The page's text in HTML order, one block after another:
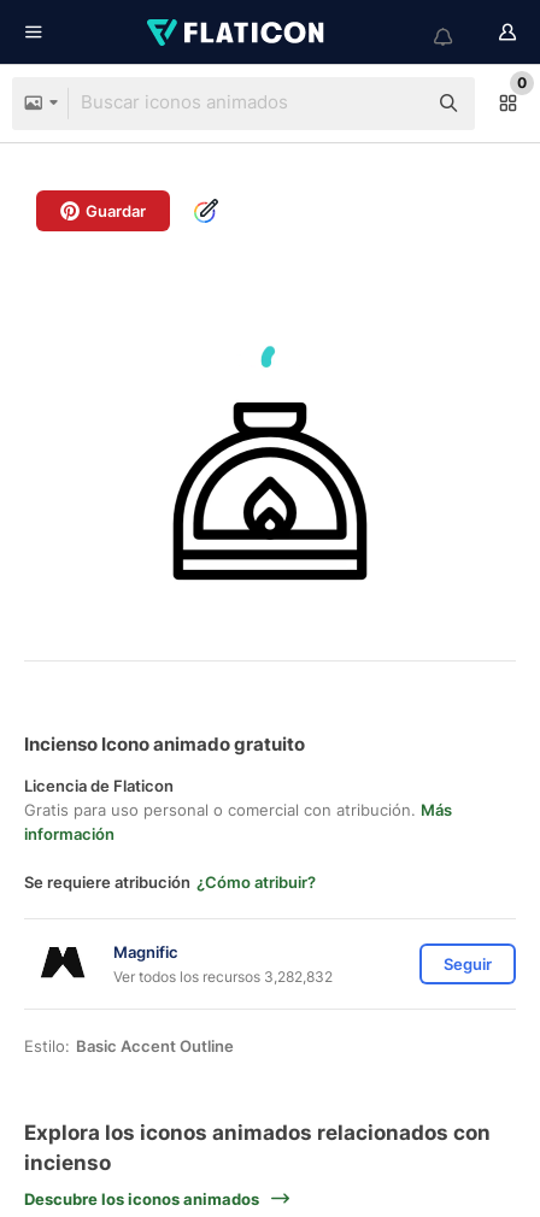
0
Guardar
Incienso Icono animado gratuito
Licencia de Flaticon
Gratis para uso personal o comercial con atribución. Más
información
Se requiere atribución ¿Cómo atribuir?
Magnific
Ver todos los recursos 3,282,832
Seguir
Estilo: Basic Accent Outline
Explora los iconos animados relacionados con
incienso
Descubre los iconos animados